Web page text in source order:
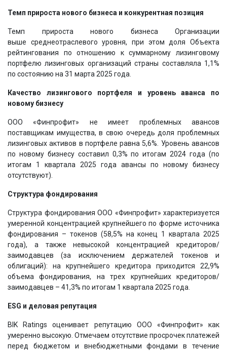
Темп прироста нового бизнеса и конкурентная позиция
Темп прироста нового бизнеса Организации
выше среднеотраслевого уровня, при этом доля Объекта
рейтингования по отношению к суммарному лизинговому
портфелю лизинговых организаций страны составляла 1,1%
по состоянию на 31 марта 2025 года.
Качество лизингового портфеля и уровень аванса по
новому бизнесу
ООО «Финпрофит» не имеет проблемных авансов
поставщикам имущества, в свою очередь доля проблемных
лизинговых активов в портфеле равна 5,6%. Уровень авансов
по новому бизнесу составил 0,3% по итогам 2024 года (по
итогам 1 квартала 2025 года авансы по новому бизнесу
отсутствуют).
Структура фондирования
Структура фондирования ООО «Финпрофит» характеризуется
умеренной концентрацией крупнейшего по форме источника
фондирования – токенов (58,5% на конец 1 квартала 2025
года), а также невысокой концентрацией кредиторов/
заимодавцев (за исключением держателей токенов и
облигаций): на крупнейшего кредитора приходится 22,9%
объема фондирования, на трех крупнейших кредиторов/
заимодавцев – 41,3% по итогам 1 квартала 2025 года.
ESG и деловая репутация
BIK Ratings оценивает репутацию ООО «Финпрофит» как
умеренно высокую. Отмечаем отсутствие просрочек платежей
перед бюджетом и внебюджетными фондами в течение